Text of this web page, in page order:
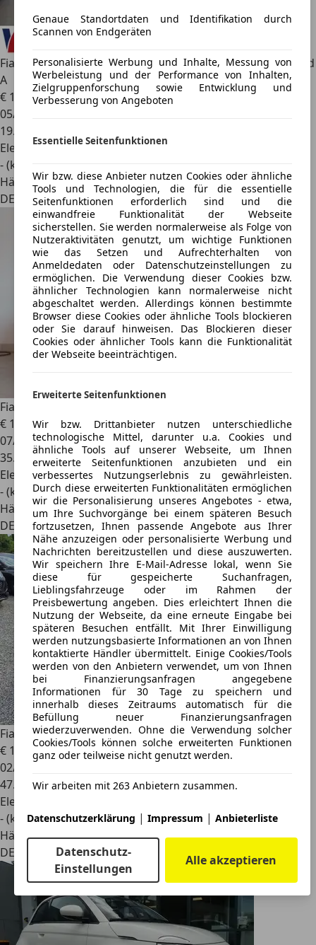
Genaue Standortdaten und Identifikation durch
Scannen von Endgeräten
Personalisierte Werbung und Inhalte, Messung von
Werbeleistung und der Performance von Inhalten,
Zielgruppenforschung sowie Entwicklung und
Verbesserung von Angeboten
Essentielle Seitenfunktionen
Wir bzw. diese Anbieter nutzen Cookies oder ähnliche
Tools und Technologien, die für die essentielle
Seitenfunktionen erforderlich sind und die
einwandfreie Funktionalität der Webseite
sicherstellen. Sie werden normalerweise als Folge von
Nutzeraktivitäten genutzt, um wichtige Funktionen
wie das Setzen und Aufrechterhalten von
Anmeldedaten oder Datenschutzeinstellungen zu
ermöglichen. Die Verwendung dieser Cookies bzw.
ähnlicher Technologien kann normalerweise nicht
abgeschaltet werden. Allerdings können bestimmte
Browser diese Cookies oder ähnliche Tools blockieren
oder Sie darauf hinweisen. Das Blockieren dieser
Cookies oder ähnlicher Tools kann die Funktionalität
der Webseite beeinträchtigen.
Erweiterte Seitenfunktionen
Wir bzw. Drittanbieter nutzen unterschiedliche
technologische Mittel, darunter u.a. Cookies und
ähnliche Tools auf unserer Webseite, um Ihnen
erweiterte Seitenfunktionen anzubieten und ein
verbessertes Nutzungserlebnis zu gewährleisten.
Durch diese erweiterten Funktionalitäten ermöglichen
wir die Personalisierung unseres Angebotes - etwa,
um Ihre Suchvorgänge bei einem späteren Besuch
fortzusetzen, Ihnen passende Angebote aus Ihrer
Nähe anzuzeigen oder personalisierte Werbung und
Nachrichten bereitzustellen und diese auszuwerten.
Wir speichern Ihre E-Mail-Adresse lokal, wenn Sie
diese für gespeicherte Suchanfragen,
Lieblingsfahrzeuge oder im Rahmen der
Preisbewertung angeben. Dies erleichtert Ihnen die
Nutzung der Webseite, da eine erneute Eingabe bei
späteren Besuchen entfällt. Mit Ihrer Einwilligung
werden nutzungsbasierte Informationen an von Ihnen
kontaktierte Händler übermittelt. Einige Cookies/Tools
werden von den Anbietern verwendet, um von Ihnen
bei Finanzierungsanfragen angegebene
Informationen für 30 Tage zu speichern und
innerhalb dieses Zeitraums automatisch für die
Befüllung neuer Finanzierungsanfragen
wiederzuverwenden. Ohne die Verwendung solcher
Cookies/Tools können solche erweiterten Funktionen
ganz oder teilweise nicht genutzt werden.
Wir arbeiten mit 263 Anbietern zusammen.
Datenschutzerklärung | Impressum | Anbieterliste
Datenschutz-
Einstellungen
Alle akzeptieren
Fiat 500ee Action Navi Memory Sitze Apple CarPlay Android
A
€ 14.8001
05/2023
19.900 km
Elektro
- (kWh/100 km)
Händler
DE 22926
Fiat 500e
€ 18.8901
07/2022
35.680 km
Elektro
- (kWh/100 km)
Händler
DE 78549
Fiat 500eNavi Klima SHZ AVILOO SOH 92 % CCS Red
€ 14.2901
02/2023
47.900 km
Elektro
- (kWh/100 km)
Händler
DE 73642